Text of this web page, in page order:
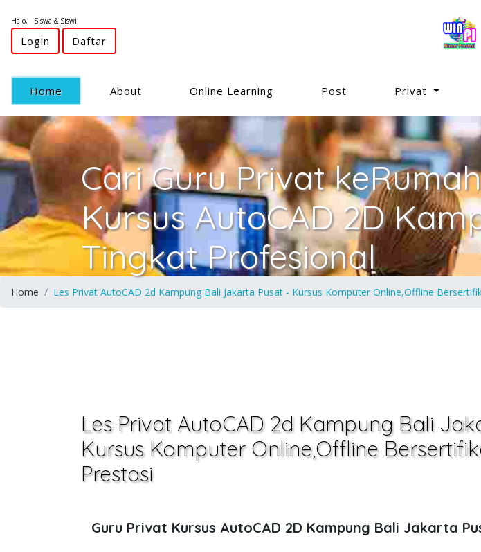
Halo, Siswa & Siswi
Login Daftar
Home(current) About Online Learning Post Privat
Cari Guru Privat
Kursus AutoCAD 2D
Tingkat Profesional
Home Les Privat AutoCAD 2d Kampung Bali Jakarta Pusat - Kursus Komputer Online,Offline
Les Privat AutoCAD 2d Kampung Bali
Kursus Komputer Online,Offline
Prestasi
Guru Privat Kursus AutoCAD 2D Kampung Bali Jakarta